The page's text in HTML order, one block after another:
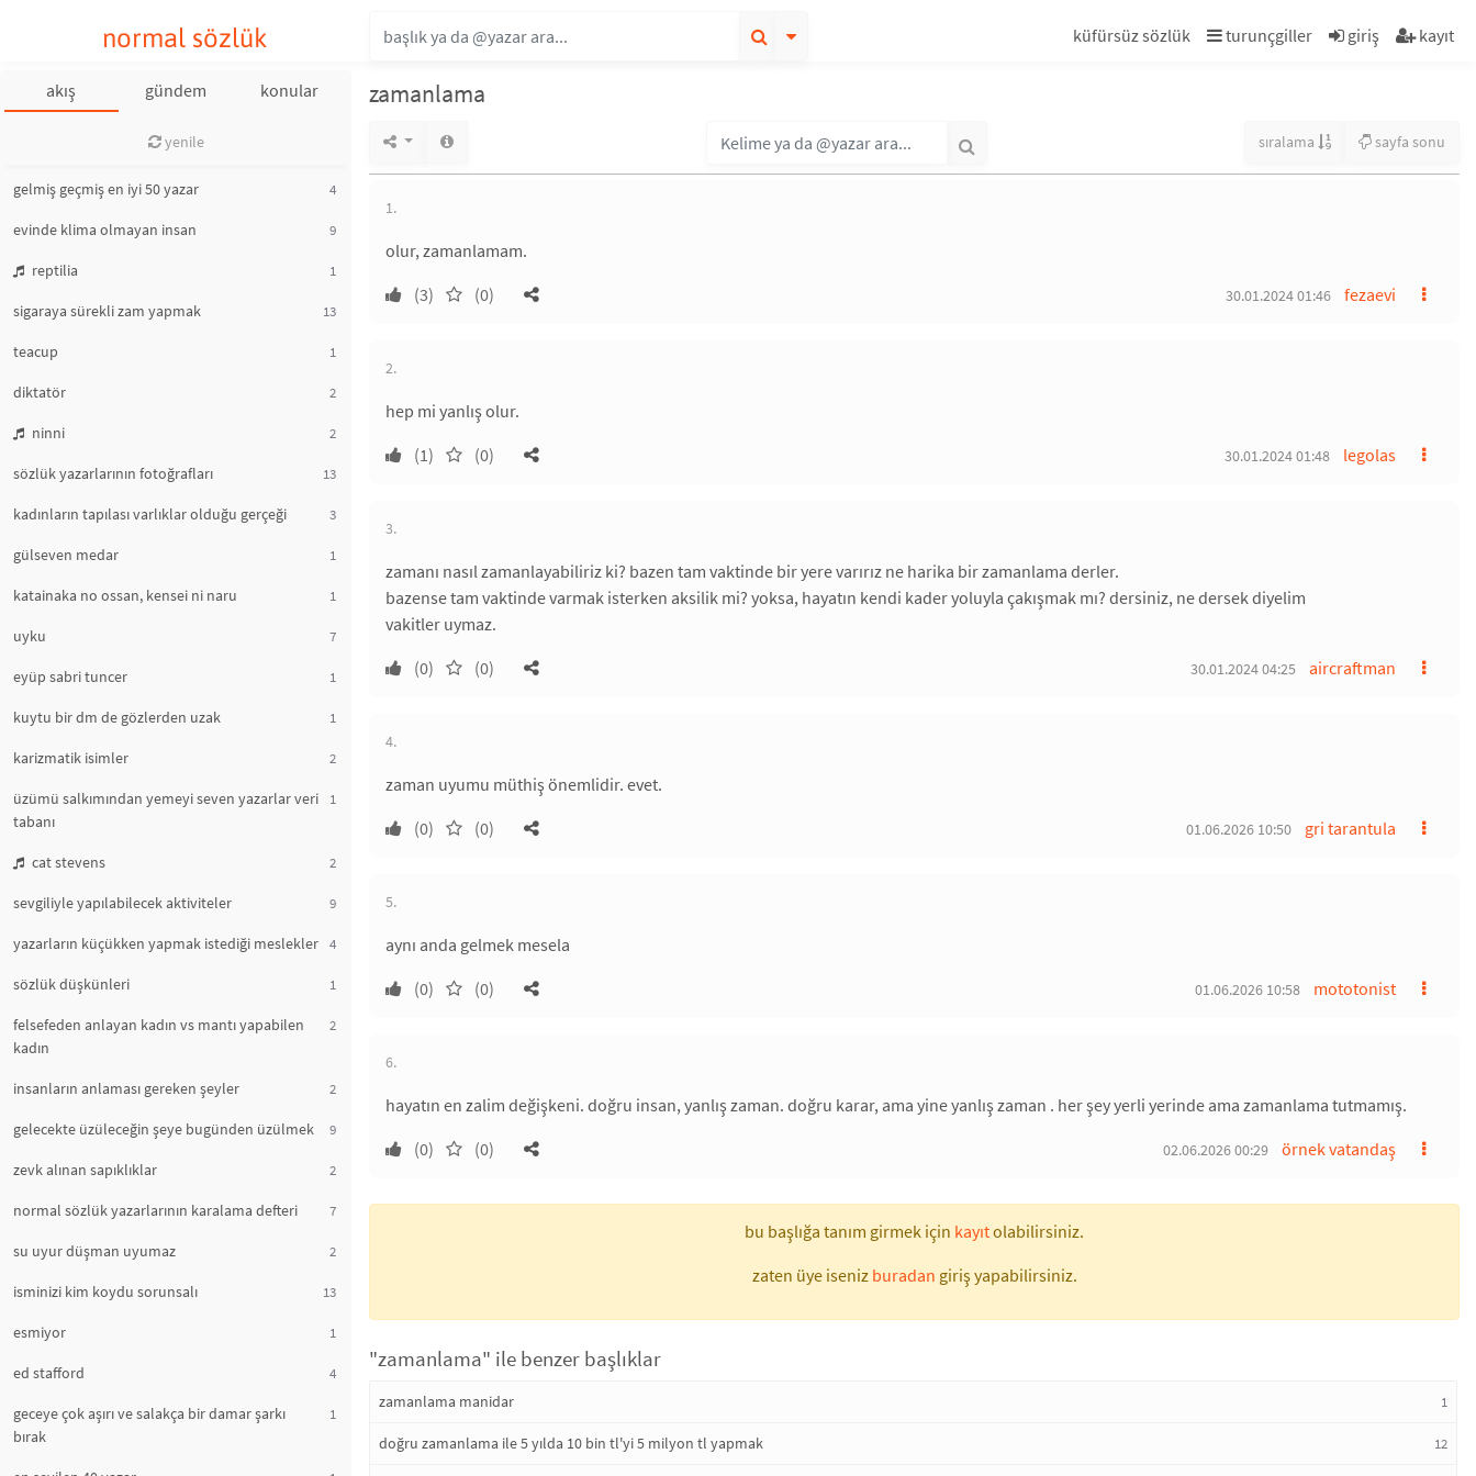
normal sözlük küfürsüz sözlük turunçgiller giriş kayıt
akış gündem konular
yenile
gelmiş geçmiş en iyi 50 yazar 4
evinde klima olmayan insan 9
reptilia 1
sigaraya sürekli zam yapmak 13
teacup 1
diktatör 2
ninni 2
sözlük yazarlarının fotoğrafları 13
kadınların tapılası varlıklar olduğu gerçeği 3
gülseven medar 1
katainaka no ossan, kensei ni naru 1
uyku 7
eyüp sabri tuncer 1
kuytu bir dm de gözlerden uzak 1
karizmatik isimler 2
üzümü salkımından yemeyi seven yazarlar veri
tabanı
1
cat stevens 2
sevgiliyle yapılabilecek aktiviteler 9
yazarların küçükken yapmak istediği meslekler 4
sözlük düşkünleri 1
felsefeden anlayan kadın vs mantı yapabilen
kadın
2
insanların anlaması gereken şeyler 2
gelecekte üzüleceğin şeye bugünden üzülmek 9
zevk alınan sapıklıklar 2
normal sözlük yazarlarının karalama defteri 7
su uyur düşman uyumaz 2
isminizi kim koydu sorunsalı 13
esmiyor 1
ed stafford 4
geceye çok aşırı ve salakça bir damar şarkı
bırak
1
zamanlama
sıralama sayfa sonu
1.
olur, zamanlamam.
(3)
(0) fezaevi
30.01.2024 01:46
2.
hep mi yanlış olur.
(1)
(0) legolas
30.01.2024 01:48
3.
zamanı nasıl zamanlayabiliriz ki? bazen tam vaktinde bir yere varırız ne harika bir zamanlama derler.
bazense tam vaktinde varmak isterken aksilik mi? yoksa, hayatın kendi kader yoluyla çakışmak mı? dersiniz, ne dersek diyelim
vakitler uymaz.
(0)
(0) aircraftman
30.01.2024 04:25
4.
zaman uyumu müthiş önemlidir. evet.
(0)
(0) gri tarantula
01.06.2026 10:50
5.
aynı anda gelmek mesela
(0)
(0) mototonist
01.06.2026 10:58
6.
hayatın en zalim değişkeni. doğru insan, yanlış zaman. doğru karar, ama yine yanlış zaman . her şey yerli yerinde ama zamanlama tutmamış.
(0)
(0) örnek vatandaş
02.06.2026 00:29
bu başlığa tanım girmek için kayıtolabilirsiniz.
zaten üye iseniz buradan giriş yapabilirsiniz.
"zamanlama" ile benzer başlıklar
zamanlama manidar 1
doğru zamanlama ile 5 yılda 10 bin tl'yi 5 milyon tl yapmak 12